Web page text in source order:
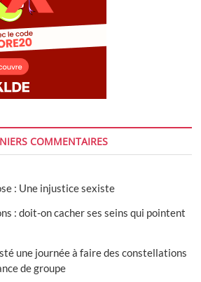
COMMENTAIRES
: Une injustice sexiste
: doit-on cacher ses seins qui pointent
une journée à faire des constellations
de groupe